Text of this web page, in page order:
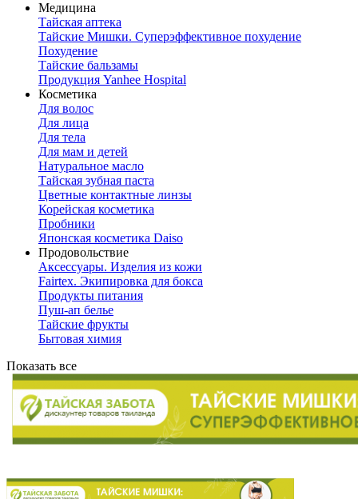
Медицина
Тайская аптека
Тайские Мишки. Суперэффективное похудение
Похудение
Тайские бальзамы
Продукция Yanhee Hospital
Косметика
Для волос
Для лица
Для тела
Для мам и детей
Натуральное масло
Тайская зубная паста
Цветные контактные линзы
Корейская косметика
Пробники
Японская косметика Daiso
Продовольствие
Аксессуары. Изделия из кожи
Fairtex. Экипировка для бокса
Продукты питания
Пуш-ап белье
Тайские фрукты
Бытовая химия
Показать все